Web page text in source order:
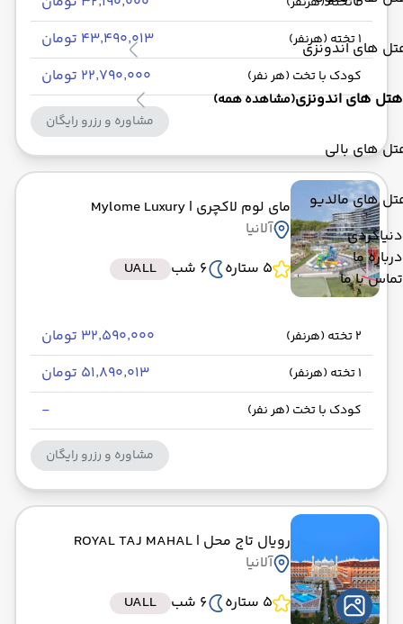
های اندونزی
هتل های اندونزی(مشاهده همه)
های بالی
های مالدیو
دنیاگردی
درباره ما
تماس با ما
1 تخته (هرنفر) ۴۳٬۴۹۰٬۰۱۳ تومان
کودک با تخت (هر نفر) ۲۲٬۷۹۰٬۰۰۰ تومان
مشاوره و رزرو رایگان
مای لوم لاکچری | Mylome Luxury
آلانیا
5 ستاره
6 شب UALL
2 تخته (هرنفر) ۳۲٬۵۹۰٬۰۰۰ تومان
1 تخته (هرنفر) ۵۱٬۸۹۰٬۰۱۳ تومان
کودک با تخت (هر نفر) -
مشاوره و رزرو رایگان
رویال تاج محل | ROYAL TAJ MAHAL
آلانیا
5 ستاره
6 شب UALL